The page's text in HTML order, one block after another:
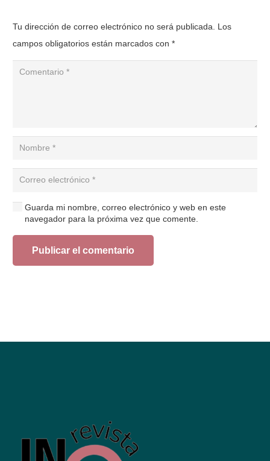
Tu dirección de correo electrónico no será publicada.
Los
campos obligatorios están marcados con *
Guarda mi nombre, correo electrónico y web en este
navegador para la próxima vez que comente.
Publicar el comentario